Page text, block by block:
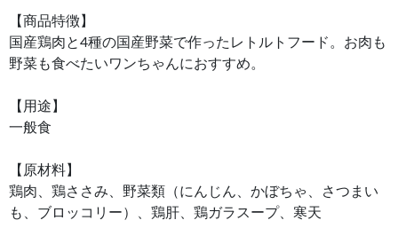
【商品特徴】
国産鶏肉と4種の国産野菜で作ったレトルトフード。お肉も
野菜も食べたいワンちゃんにおすすめ。
【用途】
一般食
【原材料】
鶏肉、鶏ささみ、野菜類（にんじん、かぼちゃ、さつまい
も、ブロッコリー）、鶏肝、鶏ガラスープ、寒天